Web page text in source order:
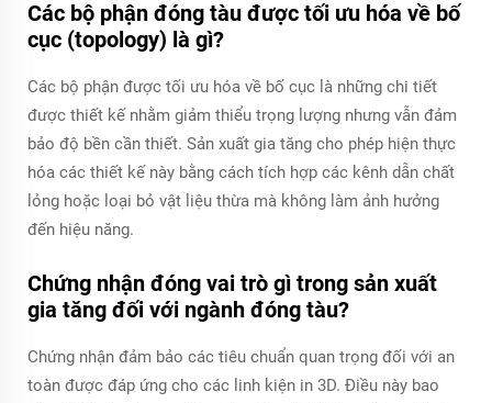
Các bộ phận đóng tàu được tối ưu hóa về bố
cục (topology) là gì?
Các bộ phận được tối ưu hóa về bố cục là những chi tiết
được thiết kế nhằm giảm thiểu trọng lượng nhưng vẫn đảm
bảo độ bền cần thiết. Sản xuất gia tăng cho phép hiện thực
hóa các thiết kế này bằng cách tích hợp các kênh dẫn chất
lỏng hoặc loại bỏ vật liệu thừa mà không làm ảnh hưởng
đến hiệu năng.
Chứng nhận đóng vai trò gì trong sản xuất
gia tăng đối với ngành đóng tàu?
Chứng nhận đảm bảo các tiêu chuẩn quan trọng đối với an
toàn được đáp ứng cho các linh kiện in 3D. Điều này bao